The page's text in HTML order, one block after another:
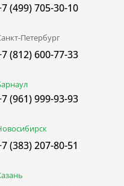
(499) 705-30-10
Петербург
(812) 600-77-33
(961) 999-93-93
(383) 207-80-51